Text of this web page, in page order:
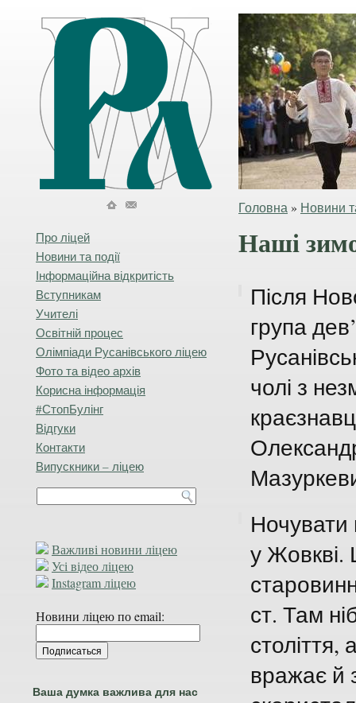
Головна » Новини
Про ліцей
Новини та події
Інформаційна відкритість
Вступникам
Учителі
Освітній процес
Олімпіади Русанівського ліцею
Фото та відео архів
Корисна інформація
#СтопБулінг
Відгуки
Контакти
Випускники – ліцею
Важливі новини ліцею
Усі відео ліцею
Instagram ліцею
Новини ліцею по email:
Ваша думка важлива для нас
Наші
Після
група
чолі з
Ночувати
у Жовкві.
ст. Там
вражає й